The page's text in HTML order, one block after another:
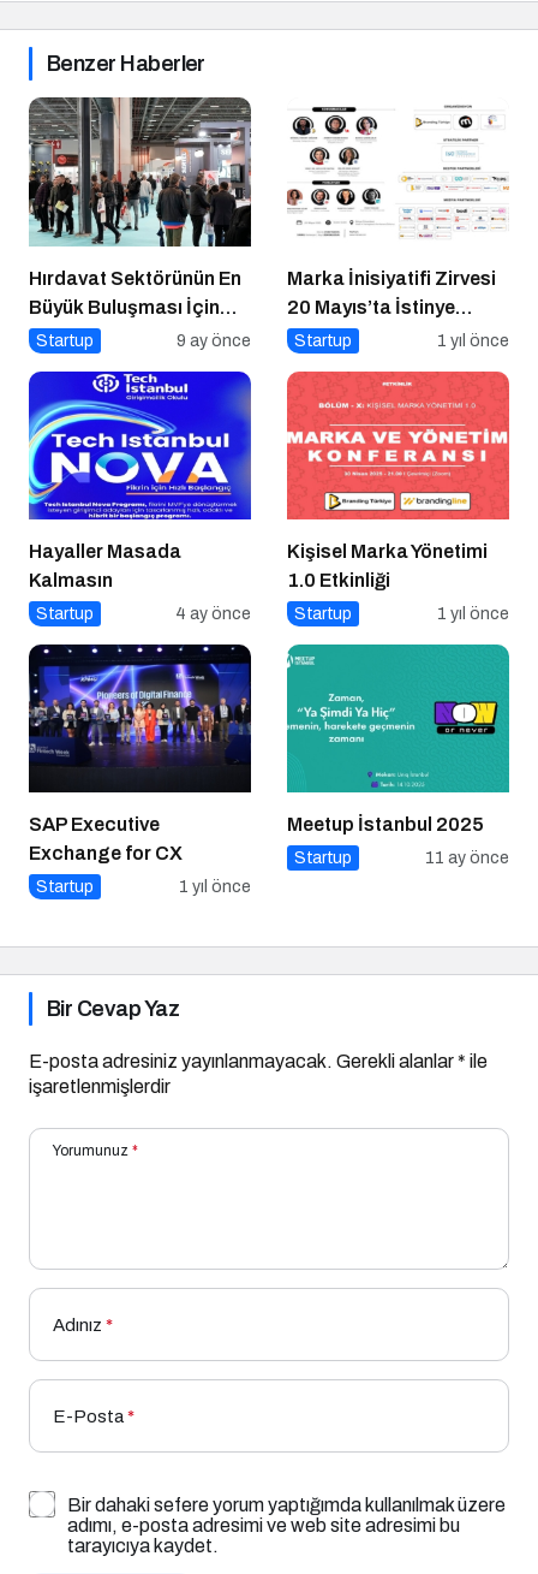
Benzer Haberler
Hırdavat Sektörünün En
Büyük Buluşması İçin
İstanbul Hazır!
Startup 9 ay önce
Marka İnisiyatifi Zirvesi
20 Mayıs’ta İstinye
Üniversitesi’nde!
Startup 1 yıl önce
Hayaller Masada
Kalmasın
Startup 4 ay önce
Kişisel Marka Yönetimi
1.0 Etkinliği
Startup 1 yıl önce
SAP Executive
Exchange for CX
Startup 1 yıl önce
Meetup İstanbul 2025
Startup 11 ay önce
Bir Cevap Yaz
E-posta adresiniz yayınlanmayacak. Gerekli alanlar* ile
işaretlenmişlerdir
Yorumunuz *
Adınız *
E-Posta*
Bir dahaki sefere yorum yaptığımda kullanılmak üzere
adımı, e-posta adresimi ve web site adresimi bu
tarayıcıya kaydet.